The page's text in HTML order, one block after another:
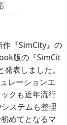
作『SimCity』の
版の『SimCit
表しました。
レーションエ
クも近年流行
ステムも整理
めてとなるマ